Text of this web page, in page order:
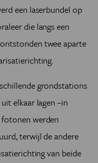
een laserbundel op
die langs een
twee aparte
grondstations
elkaar lagen –in
fotonen werden
terwijl de andere
van beide